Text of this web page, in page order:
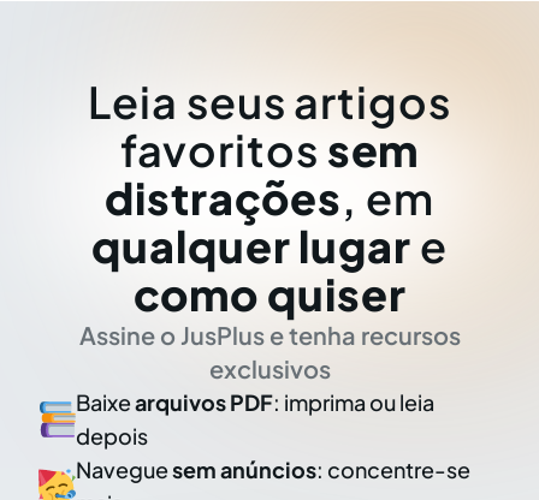
Leia seus artigos
favoritos sem
distrações, em
qualquer lugar e
como quiser
Assine o JusPlus e tenha recursos
exclusivos
Baixearquivos PDF: imprima ou leia
depois
Naveguesem anúncios: concentre-se